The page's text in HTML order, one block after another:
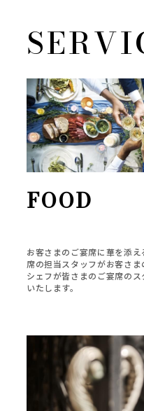
FOOD
お客さまのご宴席に華を添
席の担当スタッフがお客さ
シェフが皆さまのご宴席の
いたします。